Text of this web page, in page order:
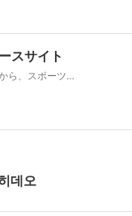
スサイト
上毛新聞社のニュースサイト。群馬県内の社会・政治・経済ニュースから、スポーツ、特集・連載、文化・イベント情報、天気予報、選挙速報、高校野球まで幅広く掲載しています。
데오